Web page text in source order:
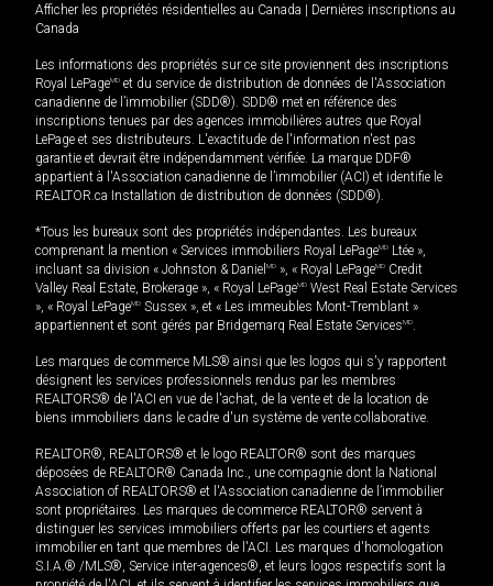
Afficher les propriétés résidentielles au Canada
Dernières inscriptions au
Canada
Les informations des propriétés sur ce site proviennent des inscriptions
Royal LePageMD et du service de distribution de données de l'Association
canadienne de l’immobilier (SDD®). SDD® met en référence des
inscriptions tenues par des agences immobilières autres que Royal
LePage et ses distributeurs. L'exactitude de l'information n'est pas
garantie et devrait être indépendamment vérifiée. La marque DDF®
appartient à l'Association canadienne de l’immobilier (ACI) et identifie le
REALTOR.ca Installation de distribution de données (SDD®).
*Tous les bureaux sont des propriétés indépendantes. Les bureaux
comprenant la mention « Services immobiliers Royal LePageMD Ltée »,
incluant sa division « Johnston & Daniel MD », « Royal LePageMD Credit
Valley Real Estate, Brokerage », « Royal LePageMD West Real Estate Services
», « Royal LePageMD Sussex », et « Les immeubles Mont-Tremblant »
appartiennent et sont gérés par Bridgemarq Real Estate ServicesMD.
Les marques de commerce MLS® ainsi que les logos qui s'y rapportent
désignent les services professionnels rendus par les membres
REALTORS® de l'ACI en vue de l'achat, de la vente et de la location de
biens immobiliers dans le cadre d'un système de vente collaborative.
REALTOR®, REALTORS® et le logo REALTOR® sont des marques
déposées de REALTOR® Canada Inc., une compagnie dont la National
Association of REALTORS® et l'Association canadienne de l’immobilier
sont propriétaires. Les marques de commerce REALTOR® servent à
distinguer les services immobiliers offerts par les courtiers et agents
immobilier en tant que membres de l'ACI. Les marques d'homologation
S.I.A.® /MLS®, Service inter-agences®, et leurs logos respectifs sont la